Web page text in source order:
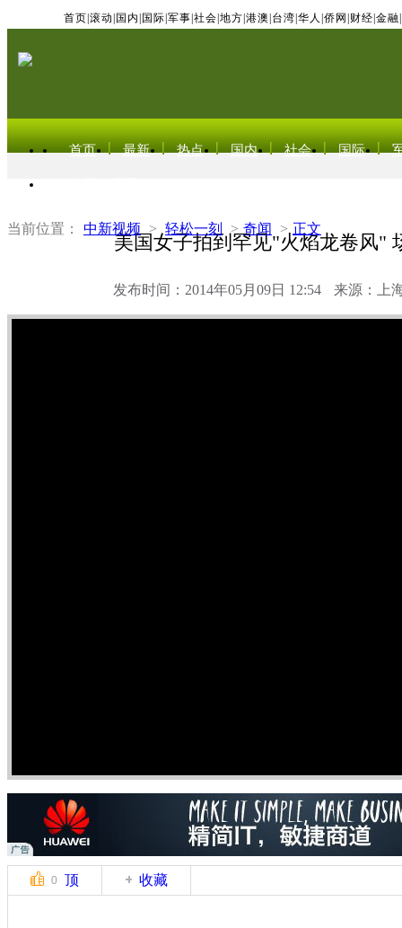
首页 滚动 国内 国际 军事 社会 地方 港澳 台湾 华人 侨网 财经 金融
首页 最新 热点 国内 社会 国际
当前位置： 中新视频 > 轻松一刻 > 奇闻 > 正文
美国女子拍到罕见"火焰龙卷风"
发布时间：2014年05月09日 12:54 来源：上
0 顶 收藏